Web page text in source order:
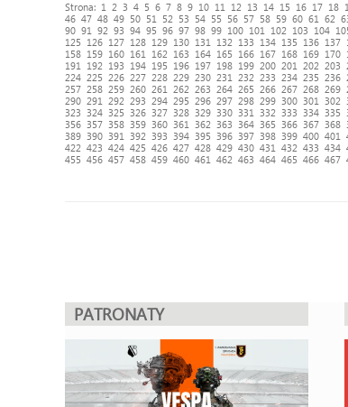
Strona: 1 2 3 4 5 6 7 8 9 10 11 12 13 14 15 16 17 18
46 47 48 49 50 51 52 53 54 55 56 57 58 59 60 61 62
90 91 92 93 94 95 96 97 98 99 100 101 102 103 104
125
126 127 128 129 130 131 132 133 134 135 136 137
158 159 160 161 162 163 164 165 166 167 168 169 170
191
192 193 194 195 196 197 198 199 200 201 202 203
224 225 226 227 228 229 230 231 232 233 234 235 236
257 258 259 260 261 262 263 264 265 266 267 268 269
290 291 292 293 294 295 296 297 298 299 300 301 302
323
324 325 326 327 328 329 330 331 332 333 334 335
356 357 358 359 360 361 362 363 364 365 366 367 368
389 390 391 392 393 394 395 396 397 398 399 400 401
422 423 424 425 426 427 428 429 430 431 432 433 434
455 456 457 458 459 460 461 462 463 464 465 466 467
PATRONATY